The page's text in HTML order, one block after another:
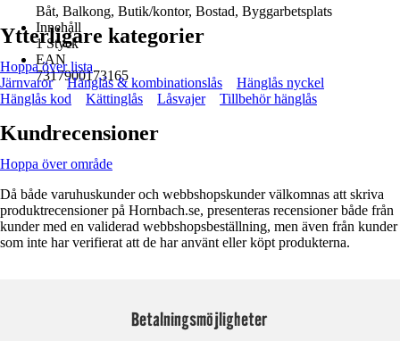
Båt, Balkong, Butik/kontor, Bostad, Byggarbetsplats
Innehåll
1 Styck
EAN
7317900173165
Ytterligare kategorier
Hoppa över lista
Järnvaror
Hänglås & kombinationslås
Hänglås nyckel
Hänglås kod
Kättinglås Låsvajer Tillbehör hänglås
Kundrecensioner
Hoppa över område
Då både varuhuskunder och webbshopskunder välkomnas att skriva
produktrecensioner på Hornbach.se, presenteras recensioner både från
kunder med en validerad webbshopsbeställning, men även från kunder
som inte har verifierat att de har använt eller köpt produkterna.
Betalningsmöjligheter